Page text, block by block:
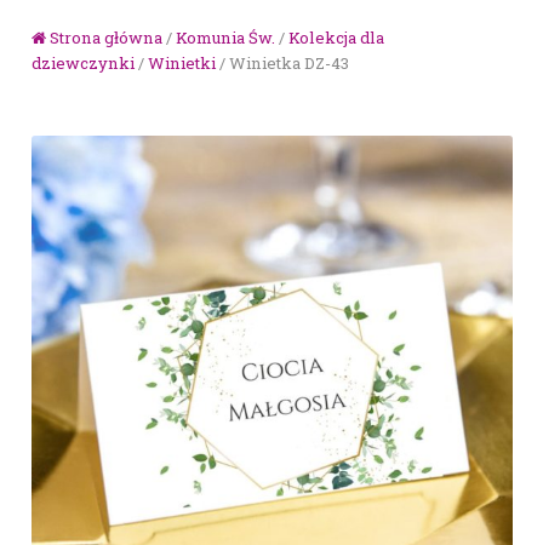
Strona główna/Komunia Św. /Kolekcja dla
dziewczynki/Winietki/ Winietka DZ-43